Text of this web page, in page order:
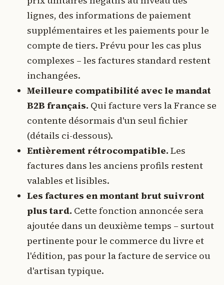
lignes, des informations de paiement
supplémentaires et les paiements pour le
compte de tiers. Prévu pour les cas plus
complexes – les factures standard restent
inchangées.
Meilleure compatibilité avec le mandat
B2B français. Qui facture vers la France se
contente désormais d'un seul fichier
(détails ci-dessous).
Entièrement rétrocompatible. Les
factures dans les anciens profils restent
valables et lisibles.
Les factures en montant brut suivront
plus tard. Cette fonction annoncée sera
ajoutée dans un deuxième temps – surtout
pertinente pour le commerce du livre et
l'édition, pas pour la facture de service ou
d'artisan typique.